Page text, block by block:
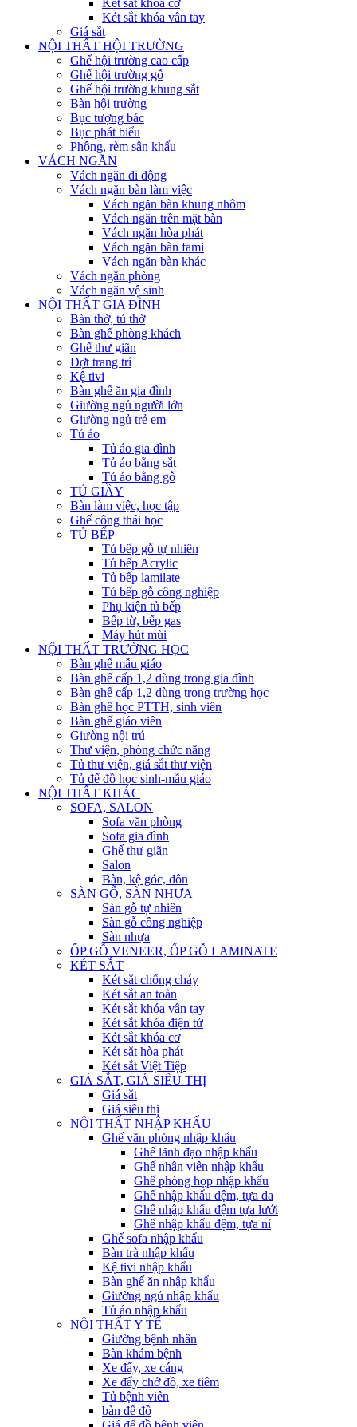
Két sắt khóa cơ
Két sắt khóa vân tay
Giá sắt
NỘI THẤT HỘI TRƯỜNG
Ghế hội trường cao cấp
Ghế hội trường gỗ
Ghế hội trường khung sắt
Bàn hội trường
Bục tượng bác
Bục phát biểu
Phông, rèm sân khấu
VÁCH NGĂN
Vách ngăn di động
Vách ngăn bàn làm việc
Vách ngăn bàn khung nhôm
Vách ngăn trên mặt bàn
Vách ngăn hòa phát
Vách ngăn bàn fami
Vách ngăn bàn khác
Vách ngăn phòng
Vách ngăn vệ sinh
NỘI THẤT GIA ĐÌNH
Bàn thờ, tủ thờ
Bàn ghế phòng khách
Ghế thư giãn
Đợt trang trí
Kệ tivi
Bàn ghế ăn gia đình
Giường ngủ người lớn
Giường ngủ trẻ em
Tủ áo
Tủ áo gia đình
Tủ áo bằng sắt
Tủ áo bằng gỗ
TỦ GIẦY
Bàn làm việc, học tập
Ghế công thái học
TỦ BẾP
Tủ bếp gỗ tự nhiên
Tủ bếp Acrylic
Tủ bếp lamilate
Tủ bếp gỗ công nghiệp
Phụ kiện tủ bếp
Bếp từ, bếp gas
Máy hút mùi
NỘI THẤT TRƯỜNG HỌC
Bàn ghế mẫu giáo
Bàn ghế cấp 1,2 dùng trong gia đình
Bàn ghế cấp 1,2 dùng trong trường học
Bàn ghế học PTTH, sinh viên
Bàn ghế giáo viên
Giường nội trú
Thư viện, phòng chức năng
Tủ thư viện, giá sắt thư viện
Tủ để đồ học sinh-mẫu giáo
NỘI THẤT KHÁC
SOFA, SALON
Sofa văn phòng
Sofa gia đình
Ghế thư giãn
Salon
Bàn, kệ góc, đôn
SÀN GỖ, SÀN NHỰA
Sàn gỗ tự nhiên
Sàn gỗ công nghiệp
Sàn nhựa
ỐP GỖ VENEER, ỐP GỖ LAMINATE
KÉT SẮT
Két sắt chống cháy
Két sắt an toàn
Két sắt khóa vân tay
Két sắt khóa điện tử
Két sắt khóa cơ
Két sắt hòa phát
Két sắt Việt Tiệp
GIÁ SẮT, GIÁ SIÊU THỊ
Giá sắt
Giá siêu thị
NỘI THẤT NHẬP KHẨU
Ghế văn phòng nhập khẩu
Ghế lãnh đạo nhập khẩu
Ghế nhân viên nhập khẩu
Ghế phòng họp nhập khẩu
Ghế nhập khẩu đệm, tựa da
Ghế nhập khẩu đệm tựa lưới
Ghế nhập khẩu đệm, tựa nỉ
Ghế sofa nhập khẩu
Bàn trà nhập khẩu
Kệ tivi nhập khẩu
Bàn ghế ăn nhập khẩu
Giường ngủ nhập khẩu
Tủ áo nhập khẩu
NỘI THẤT Y TẾ
Giường bệnh nhân
Bàn khám bệnh
Xe đẩy, xe cáng
Xe đẩy chở đồ, xe tiêm
Tủ bệnh viên
bàn để đồ